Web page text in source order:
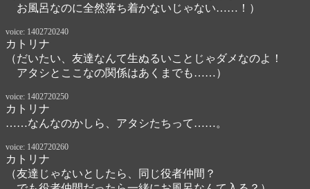
お風呂なのに全然落ち着かないじゃない……！）
voice: 1402720240
カトリナ
（だいたい、友達なんて生ぬるいことじゃダメなのよ！
アタシとここなの関係はあくまでも……）
voice: 1402720250
カトリナ
……なんなのかしら、アタシたちって……。
voice: 1402720260
カトリナ
（友達じゃないとしたら、同じ役者仲間？